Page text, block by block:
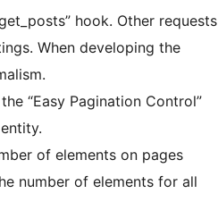
hook. Other requests
When developing the
“Easy Pagination Control”
of elements on pages
number of elements for all